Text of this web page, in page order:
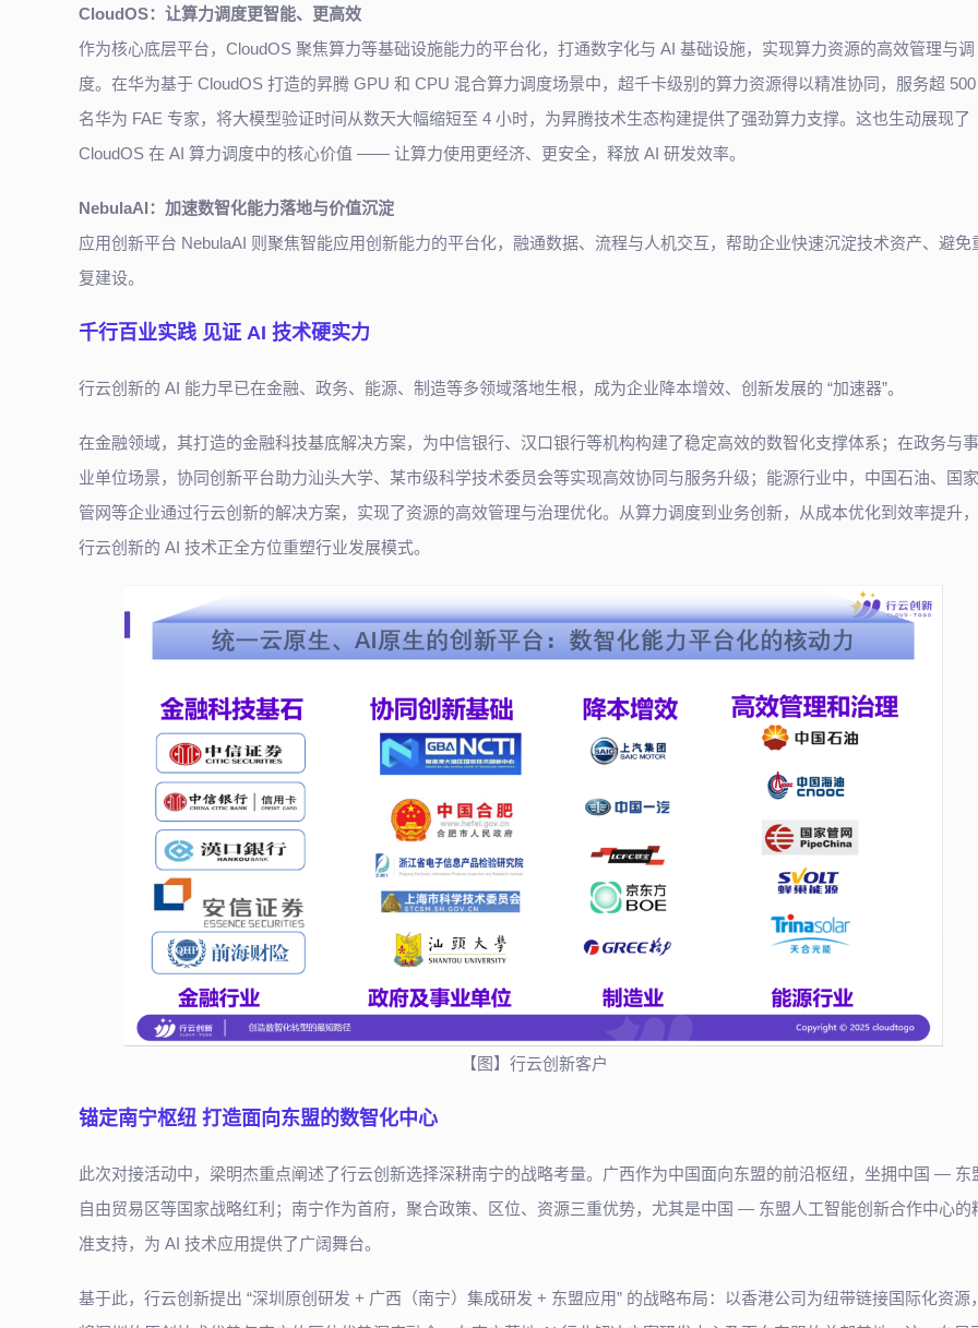
CloudOS：让算力调度更智能、更高效
作为核心底层平台，CloudOS 聚焦算力等基础设施能力的平台化，打通数字化与 AI 基础设施，实现算力资源的高效管理与调
度。在华为基于 CloudOS 打造的昇腾 GPU 和 CPU 混合算力调度场景中，超千卡级别的算力资源得以精准协同，服务超 500
名华为 FAE 专家，将大模型验证时间从数天大幅缩短至 4 小时，为昇腾技术生态构建提供了强劲算力支撑。这也生动展现了
CloudOS 在 AI 算力调度中的核心价值 —— 让算力使用更经济、更安全，释放 AI 研发效率。
NebulaAI：加速数智化能力落地与价值沉淀
应用创新平台 NebulaAI 则聚焦智能应用创新能力的平台化，融通数据、流程与人机交互，帮助企业快速沉淀技术资产、避免
复建设。
千行百业实践 见证 AI 技术硬实力
行云创新的 AI 能力早已在金融、政务、能源、制造等多领域落地生根，成为企业降本增效、创新发展的 “加速器”。
在金融领域，其打造的金融科技基底解决方案，为中信银行、汉口银行等机构构建了稳定高效的数智化支撑体系；在政务与事
业单位场景，协同创新平台助力汕头大学、某市级科学技术委员会等实现高效协同与服务升级；能源行业中，中国石油、国家
管网等企业通过行云创新的解决方案，实现了资源的高效管理与治理优化。从算力调度到业务创新，从成本优化到效率提升，
行云创新的 AI 技术正全方位重塑行业发展模式。
【图】行云创新客户
锚定南宁枢纽 打造面向东盟的数智化中心
此次对接活动中，梁明杰重点阐述了行云创新选择深耕南宁的战略考量。广西作为中国面向东盟的前沿枢纽，坐拥中国 — 东
自由贸易区等国家战略红利；南宁作为首府，聚合政策、区位、资源三重优势，尤其是中国 — 东盟人工智能创新合作中心的
准支持，为 AI 技术应用提供了广阔舞台。
基于此，行云创新提出 “深圳原创研发 + 广西（南宁）集成研发 + 东盟应用” 的战略布局：以香港公司为纽带链接国际化资源